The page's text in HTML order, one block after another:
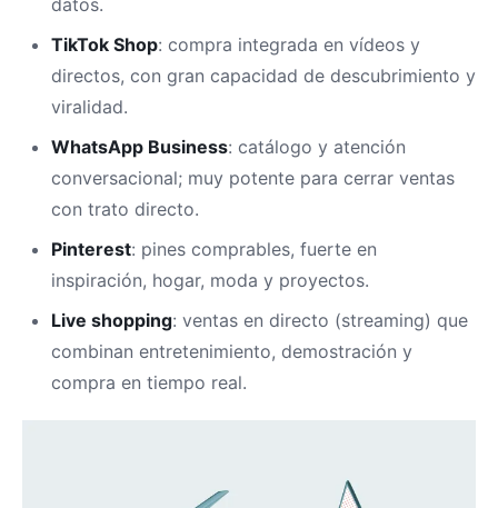
TikTok Shop: compra integrada en vídeos y
directos, con gran capacidad de descubrimiento y
viralidad.
WhatsApp Business: catálogo y atención
conversacional; muy potente para cerrar ventas
con trato directo.
Pinterest: pines comprables, fuerte en
inspiración, hogar, moda y proyectos.
Live shopping: ventas en directo (streaming) que
combinan entretenimiento, demostración y
compra en tiempo real.